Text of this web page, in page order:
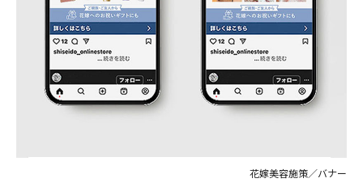
花嫁美容施策／バナー